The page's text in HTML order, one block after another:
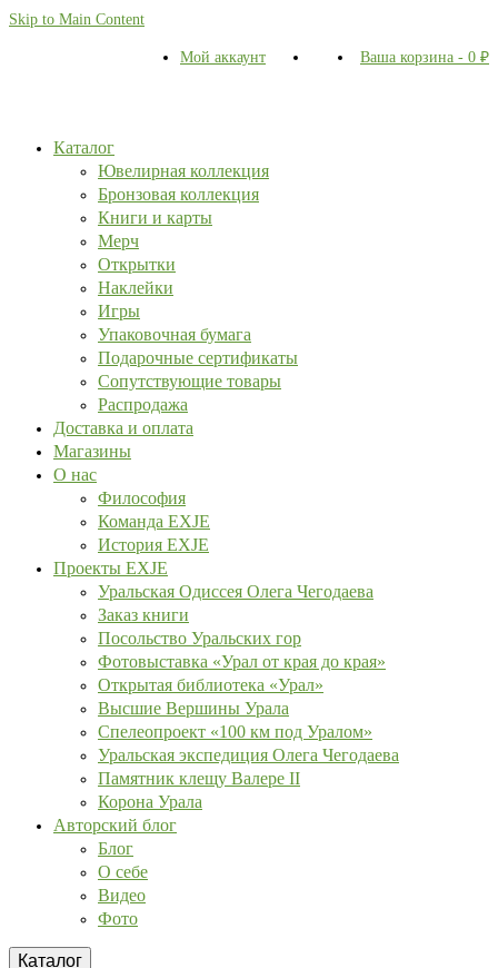
Skip to Main Content
Мой аккаунт Ваша корзина - 0 ₽
Каталог
Ювелирная коллекция
Бронзовая коллекция
Книги и карты
Мерч
Открытки
Наклейки
Игры
Упаковочная бумага
Подарочные сертификаты
Сопутствующие товары
Распродажа
Доставка и оплата
Магазины
О нас
Философия
Команда EXJE
История EXJE
Проекты EXJE
Уральская Одиссея Олега Чегодаева
Заказ книги
Посольство Уральских гор
Фотовыставка «Урал от края до края»
Открытая библиотека «Урал»
Высшие Вершины Урала
Спелеопроект «100 км под Уралом»
Уральская экспедиция Олега Чегодаева
Памятник клещу Валере II
Корона Урала
Авторский блог
Блог
О себе
Видео
Фото
Каталог